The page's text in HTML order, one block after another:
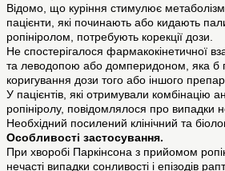
Відомо, що куріння стимулює
пацієнти, які починають або кидають
ропініролом, потребують корекції дози.
Не спостерігалося фармакокінетичної
та леводопою або домперидоном, яка б
коригування дози того або іншого
У пацієнтів, які отримували комбінацію
ропініролу, повідомлялося про
Необхідний посилений клінічний та
Особливості застосування.
При хворобі Паркінсона з прийомом
нечасті випадки сонливості і епізодів